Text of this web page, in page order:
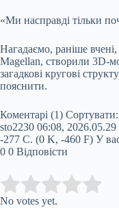
«Ми насправді тільки
Нагадаємо, раніше
Magellan, створили 3D-
загадкові кругові
пояснити.
Коментарі (1)
sto2230 06:08,
-277 С. (0 K, -460 F) У
0 0 Відповісти
Rate this item:
No votes yet.